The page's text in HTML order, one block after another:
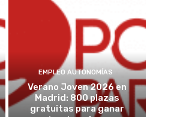
EMPLEO AUTONOMÍAS
Verano Joven 2026 en
Madrid: 800 plazas
gratuitas para ganar